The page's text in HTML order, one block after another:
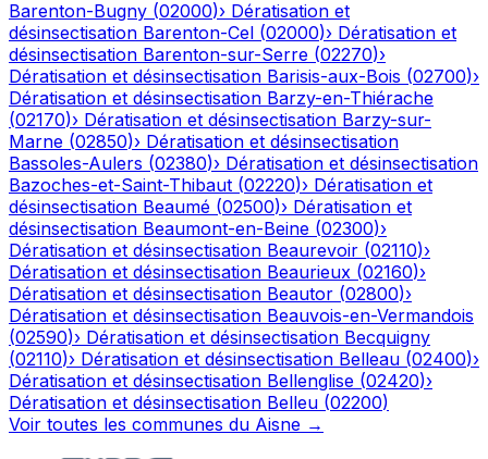
Barenton-Bugny (02000)› Dératisation et
désinsectisation Barenton-Cel (02000)› Dératisation et
désinsectisation Barenton-sur-Serre (02270)›
Dératisation et désinsectisation Barisis-aux-Bois (02700)›
Dératisation et désinsectisation Barzy-en-Thiérache
(02170)› Dératisation et désinsectisation Barzy-sur-
Marne (02850)› Dératisation et désinsectisation
Bassoles-Aulers (02380)› Dératisation et désinsectisation
Bazoches-et-Saint-Thibaut (02220)› Dératisation et
désinsectisation Beaumé (02500)› Dératisation et
désinsectisation Beaumont-en-Beine (02300)›
Dératisation et désinsectisation Beaurevoir (02110)›
Dératisation et désinsectisation Beaurieux (02160)›
Dératisation et désinsectisation Beautor (02800)›
Dératisation et désinsectisation Beauvois-en-Vermandois
(02590)› Dératisation et désinsectisation Becquigny
(02110)› Dératisation et désinsectisation Belleau (02400)›
Dératisation et désinsectisation Bellenglise (02420)›
Dératisation et désinsectisation Belleu (02200)
Voir toutes les communes du Aisne →